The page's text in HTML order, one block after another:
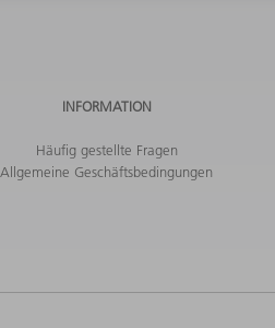
INFORMATION
Häufig gestellte Fragen
Allgemeine Geschäftsbedingungen